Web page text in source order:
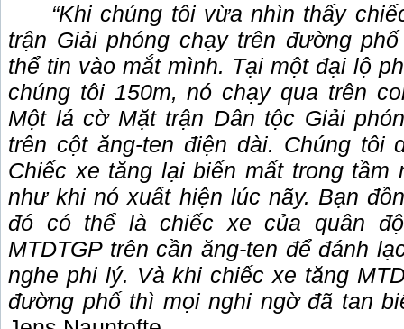
“Khi chúng tôi vừa nhìn thấy
trận Giải phóng chạy trên đường
thể tin vào mắt mình. Tại một đại lộ
chúng tôi 150m, nó chạy qua trên
Một lá cờ Mặt trận Dân tộc Giải
trên cột ăng-ten điện dài. Chúng tôi
Chiếc xe tăng lại biến mất trong tầm
như khi nó xuất hiện lúc nãy. Bạn
đó có thể là chiếc xe của quân
MTDTGP trên cần ăng-ten để đánh
nghe phi lý. Và khi chiếc xe tăng
đường phố thì mọi nghi ngờ đã tan